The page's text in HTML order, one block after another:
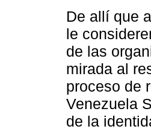
De allí que
le
de las
mirada al
proceso de
Venezuela
de la